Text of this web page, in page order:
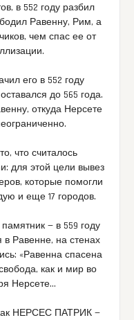
в 552 году разбил
Равенну, Рим, а
чем спас ее от
его в 552 году
до 565 года.
откуда Нерсете
что считалось
для этой цели вывез
которые помогли
и еще 17 городов.
— в 559 году
Равенне, на стенах
«Равенна спасена
как и мир во
Нерсете…
НЕРСЕС ПАТРИК —